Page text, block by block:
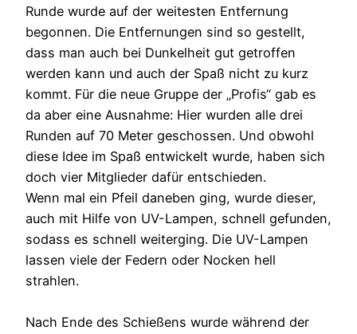
Runde wurde auf der weitesten Entfernung
begonnen. Die Entfernungen sind so gestellt,
dass man auch bei Dunkelheit gut getroffen
werden kann und auch der Spaß nicht zu kurz
kommt. Für die neue Gruppe der „Profis“ gab es
da aber eine Ausnahme: Hier wurden alle drei
Runden auf 70 Meter geschossen. Und obwohl
diese Idee im Spaß entwickelt wurde, haben sich
doch vier Mitglieder dafür entschieden.
Wenn mal ein Pfeil daneben ging, wurde dieser,
auch mit Hilfe von UV-Lampen, schnell gefunden,
sodass es schnell weiterging. Die UV-Lampen
lassen viele der Federn oder Nocken hell
strahlen.
Nach Ende des Schießens wurde während der